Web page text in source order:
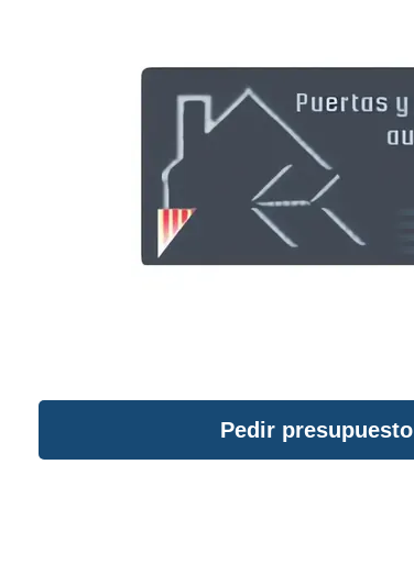
Pedir presupuesto